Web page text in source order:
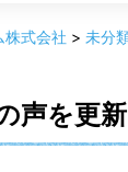
株式会社 > 未分
声を更新